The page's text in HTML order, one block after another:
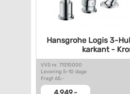
Hansgrohe Logis 3-
karkant -
VVS nr. 71310000
Levering 5-10 dage
Fragt 65,-